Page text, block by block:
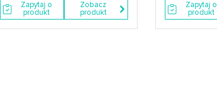
Zapytaj o
produkt
Zobacz
produkt
Zapytaj o
produkt